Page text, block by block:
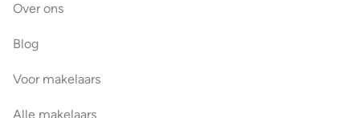
Over ons
Blog
Voor makelaars
Alle makelaars